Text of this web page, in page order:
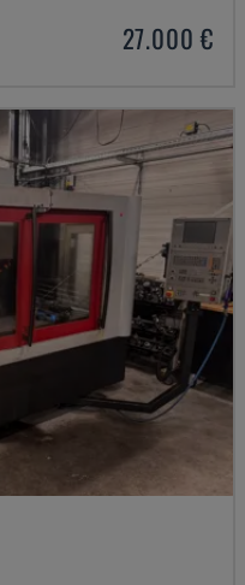
27.000 €